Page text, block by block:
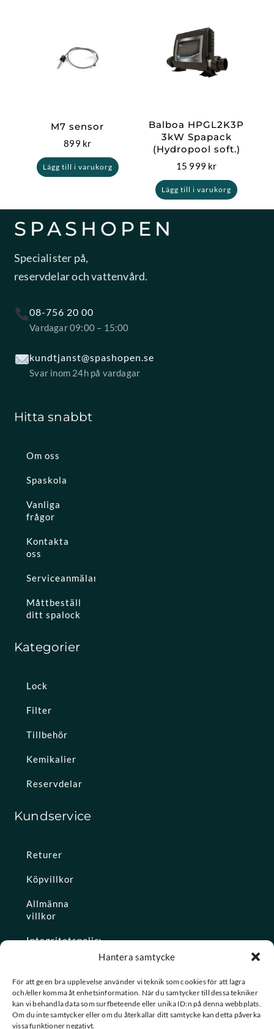
Hantera samtycke
För att ge en bra upplevelse använder vi teknik som cookies för att lagra
och/eller komma åt enhetsinformation. När du samtycker till dessa tekniker
kan vi behandla data som surfbeteende eller unika ID:n på denna webbplats.
Om du inte samtycker eller om du återkallar ditt samtycke kan detta påverka
vissa funktioner negativt.
M7 sensor
899 kr
Lägg till i varukorg
Balboa HPGL2K3P
3kW Spapack
(Hydropool soft.)
15 999 kr
Lägg till i varukorg
SPASHOPEN
Specialister på,
reservdelar och vattenvård.
08-756 20 00
Vardagar 09:00 – 15:00
kundtjanst@spashopen.se
Svar inom 24h på vardagar
Hitta snabbt
Om oss
Spaskola
Vanliga
frågor
Kontakta
oss
Serviceanmälan
Måttbeställ
ditt spalock
Kategorier
Lock
Filter
Tillbehör
Kemikalier
Reservdelar
Kundservice
Returer
Köpvillkor
Allmänna
villkor
Integritetspolicy
Konto